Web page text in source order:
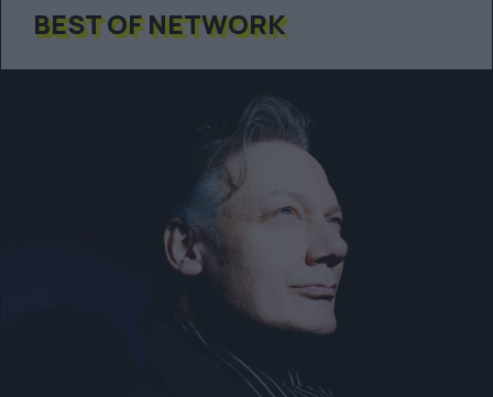
BEST OF NETWORK